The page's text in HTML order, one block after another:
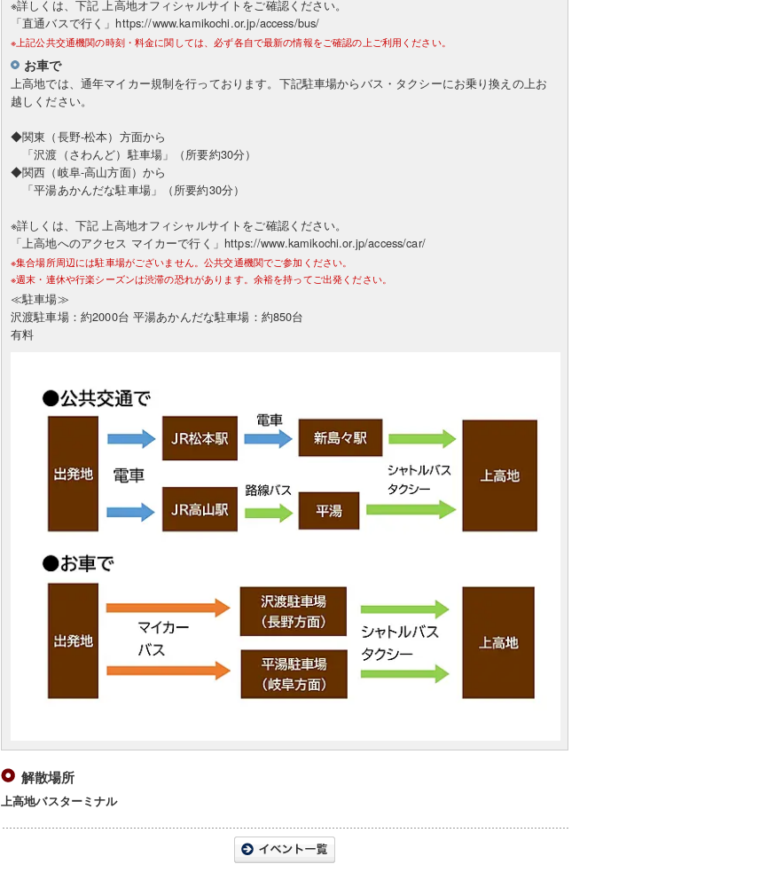
※詳しくは、下記 上高地オフィシャルサイトをご確認ください。
「直通バスで行く」https://www.kamikochi.or.jp/access/bus/
※上記公共交通機関の時刻・料金に関しては、必ず各自で最新の情報をご確認の上ご利用ください。
お車で
上高地では、通年マイカー規制を行っております。下記駐車場からバス・タクシーにお乗り換えの上お
越しください。
◆関東（長野-松本）方面から
「沢渡（さわんど）駐車場」（所要約30分）
◆関西（岐阜-高山方面）から
「平湯あかんだな駐車場」（所要約30分）
※詳しくは、下記 上高地オフィシャルサイトをご確認ください。
「上高地へのアクセス マイカーで行く」https://www.kamikochi.or.jp/access/car/
※集合場所周辺には駐車場がございません。公共交通機関でご参加ください。
※週末・連休や行楽シーズンは渋滞の恐れがあります。余裕を持ってご出発ください。
≪駐車場≫
沢渡駐車場：約2000台 平湯あかんだな駐車場：約850台
有料
解散場所
上高地バスターミナル